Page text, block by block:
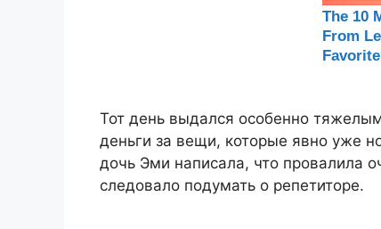
Тот день выдался особенно
деньги за вещи, которые явно уже
дочь Эми написала, что провалила
следовало подумать о репетиторе.